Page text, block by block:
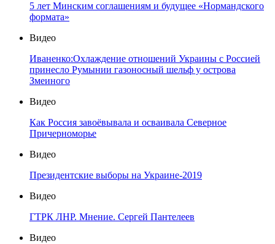
5 лет Минским соглашениям и будущее «Нормандского
формата»
Видео
Иваненко:Охлаждение отношений Украины с Россией
принесло Румынии газоносный шельф у острова
Змеиного
Видео
Как Россия завоёвывала и осваивала Северное
Причерноморье
Видео
Президентские выборы на Украине-2019
Видео
ГТРК ЛНР. Мнение. Сергей Пантелеев
Видео